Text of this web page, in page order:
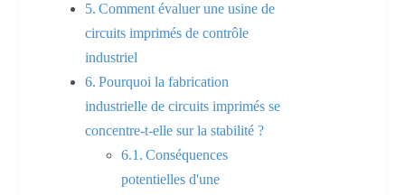
Comment évaluer une usine de
circuits imprimés de contrôle
industriel
Pourquoi la fabrication
industrielle de circuits imprimés se
concentre-t-elle sur la stabilité ?
Conséquences
potentielles d'une